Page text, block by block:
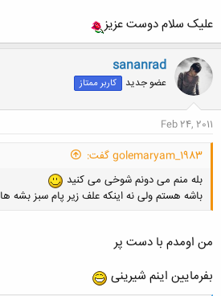
کلیک کنید تا باز شود...
علیک سلام دوست عزیز
sananrad
عضو جدید کاربر ممتاز
Feb 24, 2011
golemaryam_1983 گفت:
بله منم می دونم شوخی می کنید
باشه هستم ولی نه اینکه علف زیر پام سبز بشه ها
من اومدم با دست پر
بفرمایین اینم شیرینی